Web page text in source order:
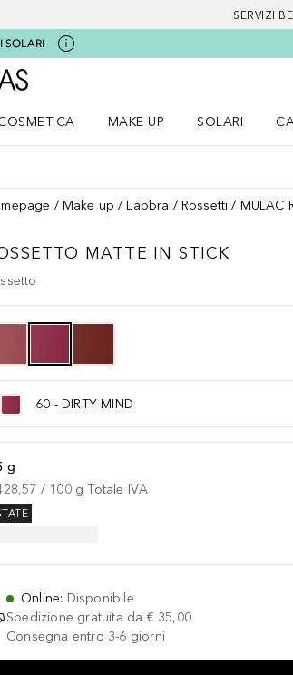
SERVIZI
SOLARI
A Douglas Home
MAKE UP
SOLARI
Make up Labbra Rossetti MULAC
MATTE IN STICK
60 - DIRTY MIND
g
/ 100 g Totale IVA
Online: Disponibile
Spedizione gratuita da € 35,00
Consegna entro 3-6 giorni